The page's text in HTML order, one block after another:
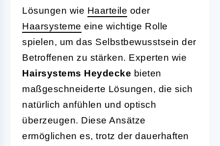
Lösungen wie Haarteile oder
Haarsysteme eine wichtige Rolle
spielen, um das Selbstbewusstsein der
Betroffenen zu stärken. Experten wie
Hairsystems Heydecke bieten
maßgeschneiderte Lösungen, die sich
natürlich anfühlen und optisch
überzeugen. Diese Ansätze
ermöglichen es, trotz der dauerhaften